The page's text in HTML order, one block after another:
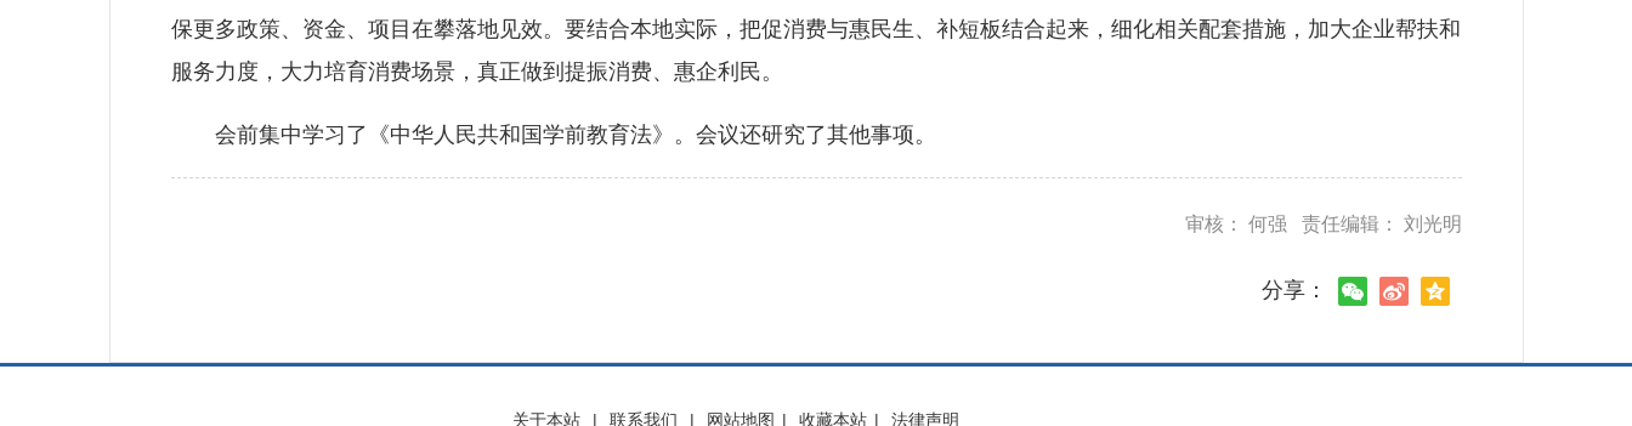
保更多政策、资金、项目在攀落地见效。要结合本地实际，把促消费与惠民生、补短板结合起来，细化相关配套措施，加大企业帮扶和
服务力度，大力培育消费场景，真正做到提振消费、惠企利民。
会前集中学习了《中华人民共和国学前教育法》。会议还研究了其他事项。
审核： 何强 责任编辑： 刘光明
分享：
关于本站 | 联系我们 | 网站地图 | 收藏本站 | 法律声明